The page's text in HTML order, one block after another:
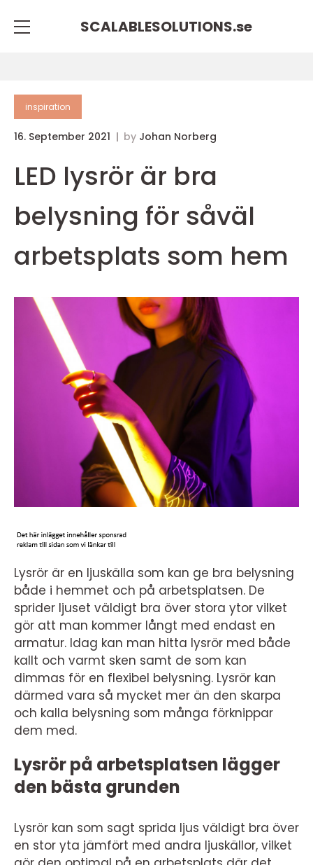
SCALABLESOLUTIONS.se
inspiration
16. September 2021 by Johan Norberg
LED lysrör är bra
belysning för såväl
arbetsplats som hem
Lysrör är en ljuskälla som kan ge bra belysning
både i hemmet och på arbetsplatsen. De
sprider ljuset väldigt bra över stora ytor vilket
gör att man kommer långt med endast en
armatur. Idag kan man hitta lysrör med både
kallt och varmt sken samt de som kan
dimmas för en flexibel belysning. Lysrör kan
därmed vara så mycket mer än den skarpa
och kalla belysning som många förknippar
dem med.
Lysrör på arbetsplatsen lägger
den bästa grunden
Lysrör kan som sagt sprida ljus väldigt bra över
en stor yta jämfört med andra ljuskällor, vilket